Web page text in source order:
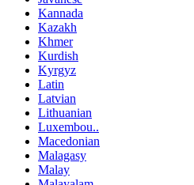
Kannada
Kazakh
Khmer
Kurdish
Kyrgyz
Latin
Latvian
Lithuanian
Luxembou..
Macedonian
Malagasy
Malay